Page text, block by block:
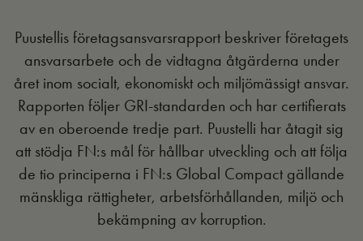
Puustellis företagsansvarsrapport beskriver företagets
ansvarsarbete och de vidtagna åtgärderna under
året inom socialt, ekonomiskt och miljömässigt ansvar.
Rapporten följer GRI-standarden och har certifierats
av en oberoende tredje part. Puustelli har åtagit sig
att stödja FN:s mål för hållbar utveckling och att följa
de tio principerna i FN:s Global Compact gällande
mänskliga rättigheter, arbetsförhållanden, miljö och
bekämpning av korruption.